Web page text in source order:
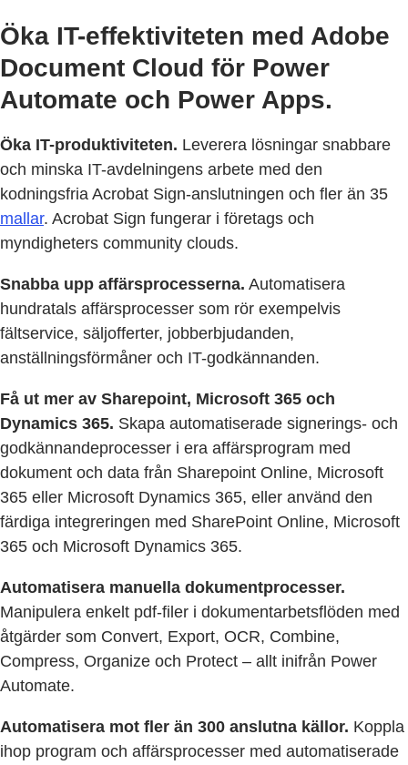
Öka IT-effektiviteten med Adobe
Document Cloud för Power
Automate och Power Apps.
Öka IT-produktiviteten. Leverera lösningar snabbare
och minska IT-avdelningens arbete med den
kodningsfria Acrobat Sign-anslutningen och fler än 35
mallar. Acrobat Sign fungerar i företags och
myndigheters community clouds.
Snabba upp affärsprocesserna. Automatisera
hundratals affärsprocesser som rör exempelvis
fältservice, säljofferter, jobberbjudanden,
anställningsförmåner och IT-godkännanden.
Få ut mer av Sharepoint, Microsoft 365 och
Dynamics 365. Skapa automatiserade signerings- och
godkännandeprocesser i era affärsprogram med
dokument och data från Sharepoint Online, Microsoft
365 eller Microsoft Dynamics 365, eller använd den
färdiga integreringen med SharePoint Online, Microsoft
365 och Microsoft Dynamics 365.
Automatisera manuella dokumentprocesser.
Manipulera enkelt pdf-filer i dokumentarbetsflöden med
åtgärder som Convert, Export, OCR, Combine,
Compress, Organize och Protect – allt inifrån Power
Automate.
Automatisera mot fler än 300 anslutna källor. Koppla
ihop program och affärsprocesser med automatiserade